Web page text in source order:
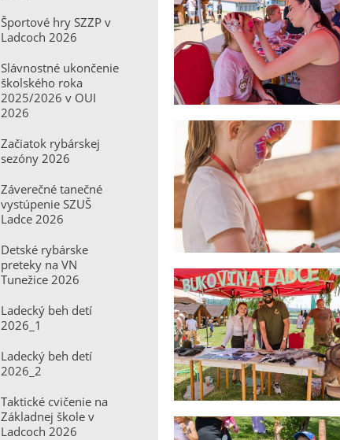
Športové hry SZZP v
Ladcoch 2026
Slávnostné ukončenie
školského roka
2025/2026 v OUI
2026
Začiatok rybárskej
sezóny 2026
Záverečné tanečné
vystúpenie SZUŠ
Ladce 2026
Detské rybárske
preteky na VN
Tunežice 2026
Ladecký beh detí
2026_1
Ladecký beh detí
2026_2
Taktické cvičenie na
Základnej škole v
Ladcoch 2026